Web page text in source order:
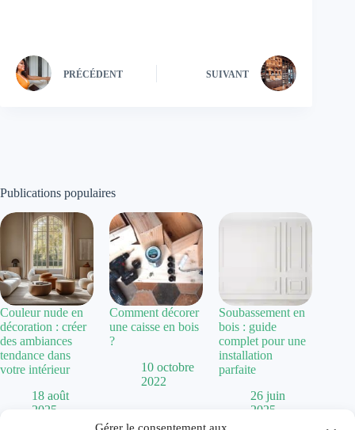
PRÉCÉDENT SUIVANT
Publications populaires
Couleur nude en
décoration : créer
des ambiances
tendance dans
votre intérieur
18 août
2025
Comment décorer
une caisse en bois
?
10 octobre
2022
Soubassement en
bois : guide
complet pour une
installation
parfaite
26 juin
2025